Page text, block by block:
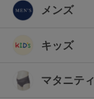
メンズ
キッズ
マタニティ